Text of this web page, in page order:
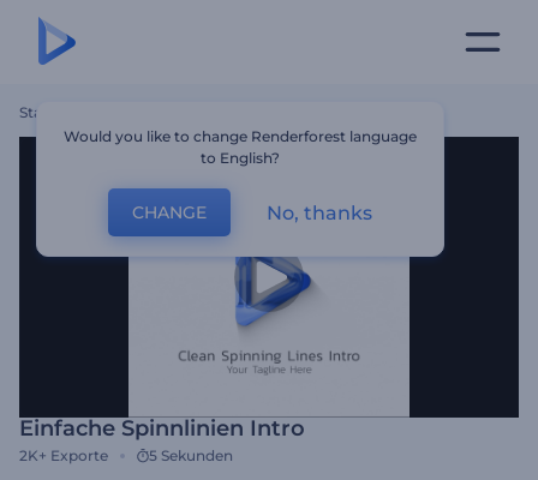
Startseite
Einfache Spinnlinien Intro
2K+ Exporte 5 Sekunden
Would you like to change Renderforest language
to English?
CHANGE No, thanks